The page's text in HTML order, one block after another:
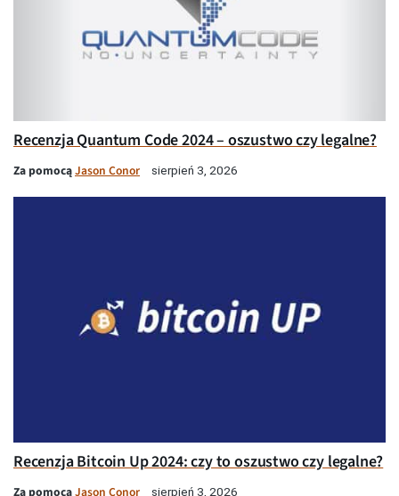
Recenzja Quantum Code 2024 – oszustwo czy legalne?
Za pomocąJason Conor sierpień 3, 2026
Recenzja Bitcoin Up 2024: czy to oszustwo czy legalne?
Za pomocąJason Conor sierpień 3, 2026